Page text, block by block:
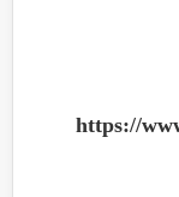
https://